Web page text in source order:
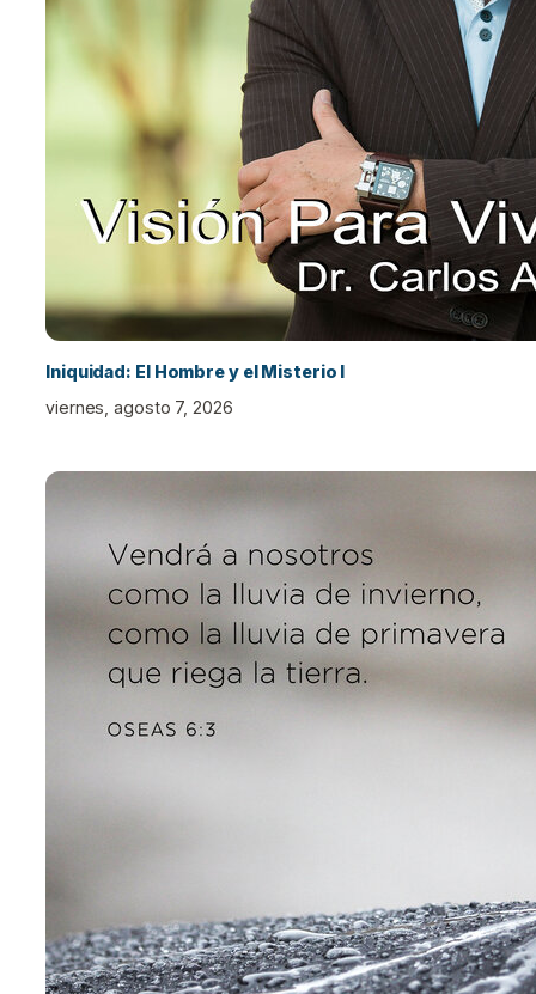
Iniquidad: El Hombre y el Misterio I
viernes, agosto 7, 2026